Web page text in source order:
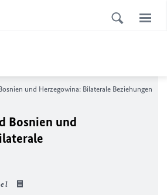
und Herzegowina: Bilaterale Beziehungen
Bosnien und